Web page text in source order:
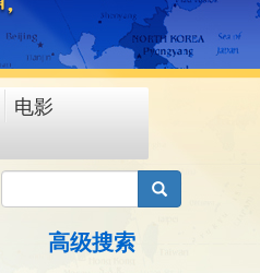
电影
搜索
高级搜索